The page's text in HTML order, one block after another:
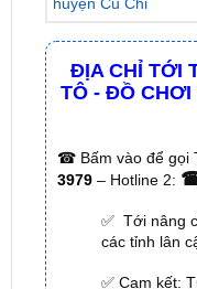
ĐỊA CHỈ TỚI
☎Bấm vào để gọi
✅ Tới nâng
các tỉnh lân
✅ Cam kết:
kém chất